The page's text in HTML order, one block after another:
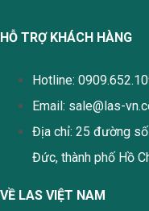
HỖ TRỢ KHÁCH HÀNG
Hotline:
Email: sale@las-
Địa chỉ: 25 đường số
Đức, thành phố Hồ
VỀ LAS VIỆT NAM